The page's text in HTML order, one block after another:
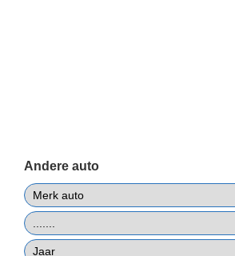
Andere auto